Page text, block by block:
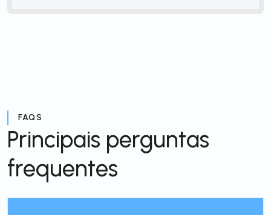
FAQS
Principais perguntas
frequentes